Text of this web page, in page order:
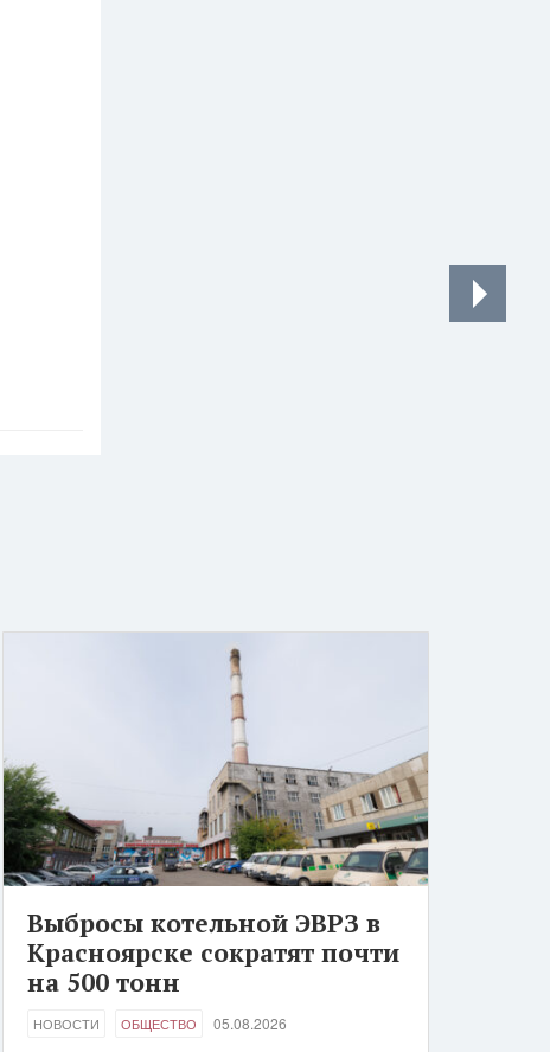
Выбросы котельной ЭВРЗ в
Красноярске сократят почти
на 500 тонн
НОВОСТИ ОБЩЕСТВО 05.08.2026